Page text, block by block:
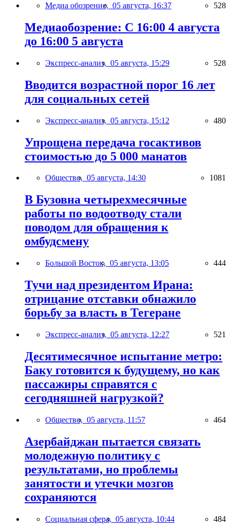
Медиа обозрение, 05 августа, 16:37 528
Медиаобозрение: С 16:00 4 августа
до 16:00 5 августа
Экспресс-анализ, 05 августа, 15:29 528
Вводится возрастной порог 16 лет
для социальных сетей
Экспресс-анализ, 05 августа, 15:12 480
Упрощена передача госактивов
стоимостью до 5 000 манатов
Общество, 05 августа, 14:30 1081
В Бузовна четырехмесячные
работы по водоотводу стали
поводом для обращения к
омбудсмену
Большой Восток, 05 августа, 13:05 444
Тучи над президентом Ирана:
отрицание отставки обнажило
борьбу за власть в Тегеране
Экспресс-анализ, 05 августа, 12:27 521
Десятимесячное испытание метро:
Баку готовится к будущему, но как
пассажиры справятся с
сегодняшней нагрузкой?
Общество, 05 августа, 11:57 464
Азербайджан пытается связать
молодежную политику с
результатами, но проблемы
занятости и утечки мозгов
сохраняются
Социальная сфера, 05 августа, 10:44 484